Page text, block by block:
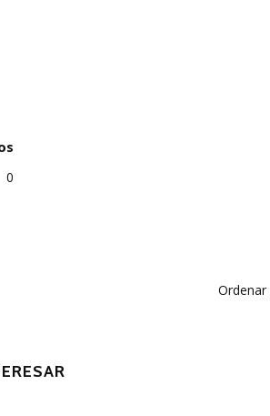
0
Ordenar